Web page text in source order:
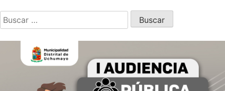
Buscar: